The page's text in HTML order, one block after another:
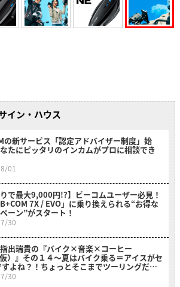
イン・ハウス
の新サービス「認定アドバイザー制度」始
たにピッタリのインカムがプロに相談でき
01
りで最大9,000円!?】ビーコムユーザー必見！
7X / EVO」に乗り換えられる“お得な
ーン”がスタート！
30
出瑞貴の『バイク×音楽×コーヒー
）』その１４〜夏はバイク乗る＝アイスがセ
すよね？！ちょっとそこまでツーリングだ
30